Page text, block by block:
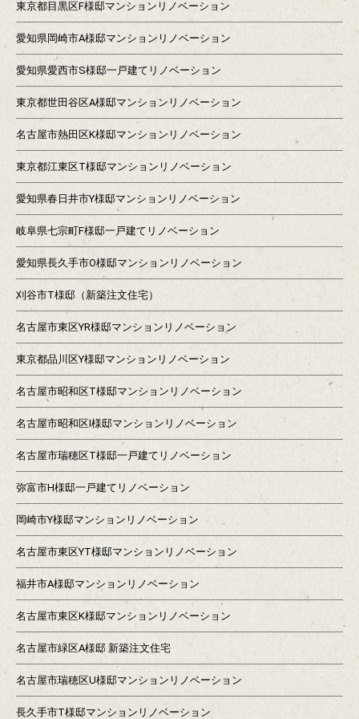
東京都目黒区F様邸マンションリノベーション
愛知県岡崎市A様邸マンションリノベーション
愛知県愛西市S様邸一戸建てリノベーション
東京都世田谷区A様邸マンションリノベーション
名古屋市熱田区K様邸マンションリノベーション
東京都江東区T様邸マンションリノベーション
愛知県春日井市Y様邸マンションリノベーション
岐阜県七宗町F様邸一戸建てリノベーション
愛知県長久手市O様邸マンションリノベーション
刈谷市T様邸（新築注文住宅）
名古屋市東区YR様邸マンションリノベーション
東京都品川区Y様邸マンションリノベーション
名古屋市昭和区T様邸マンションリノベーション
名古屋市昭和区I様邸マンションリノベーション
名古屋市瑞穂区T様邸一戸建てリノベーション
弥富市H様邸一戸建てリノベーション
岡崎市Y様邸マンションリノベーション
名古屋市東区YT様邸マンションリノベーション
福井市A様邸マンションリノベーション
名古屋市東区K様邸マンションリノベーション
名古屋市緑区A様邸 新築注文住宅
名古屋市瑞穂区U様邸マンションリノベーション
長久手市T様邸マンションリノベーション